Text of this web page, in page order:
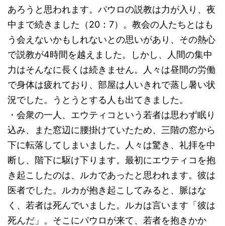
あろうと思われます。パウロの説教は力が入り、夜
中まで続きました（20：7）。教会の人たちとはも
う会えないかもしれないとの思いがあり、その熱心
で説教が4時間を越えました。しかし、人間の集中
力はそんなに長くは続きません。人々は昼間の労働
で身体は疲れており、部屋は人いきれで蒸し暑い状
況でした。うとうとする人も出てきました。
・会衆の一人、エウティコという若者は思わず眠り
込み、また窓辺に腰掛けていたため、三階の窓から
下に転落してしまいました。人々は驚き、礼拝を中
断し、階下に駆け下ります。最初にエウティコを抱
き起こしたのは、ルカであったと思われます。彼は
医者でした。ルカが抱き起こしてみると、脈はな
く、若者は死んでいました。ルカは言います「彼は
死んだ」。そこにパウロが来て、若者を抱きかか